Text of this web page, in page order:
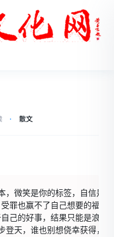
⋅ 散文
，微笑是你的标签，自信是
罪也赢不了自己想要的福，
己的好事，结果只能是浪费
登天，谁也别想侥幸获得，